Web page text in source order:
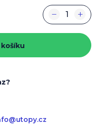
+
−
@utopy.cz